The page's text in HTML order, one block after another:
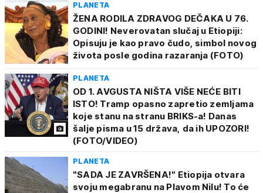
PLANETA
ŽENA RODILA ZDRAVOG DEČAKA U 76.
GODINI! Neverovatan slučaj u Etiopiji:
Opisuju je kao pravo čudo, simbol novog
života posle godina razaranja (FOTO)
PLANETA
OD 1. AVGUSTA NIŠTA VIŠE NEĆE BITI
ISTO! Tramp opasno zapretio zemljama
koje stanu na stranu BRIKS-a! Danas
šalje pisma u 15 država, da ih UPOZORI!
(FOTO/VIDEO)
PLANETA
"SADA JE ZAVRŠENA!" Etiopija otvara
svoju megabranu na Plavom Nilu! To će